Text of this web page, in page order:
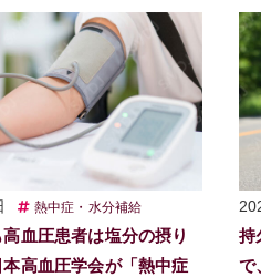
熱中症・水分補給
血圧患者は塩分の摂り
高血圧学会が「熱中症
持
で